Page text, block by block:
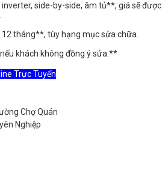
side-by-side, âm tủ**, giá sẽ được
tháng**, tùy hạng mục sửa chữa.
khách không đồng ý sửa.**
Trực Tuyến